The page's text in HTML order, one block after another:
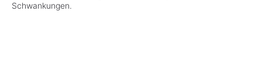
Schwankungen.